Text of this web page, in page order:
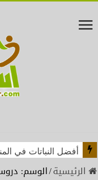
أفضل النباتات في
الرئيسية/الوسم: